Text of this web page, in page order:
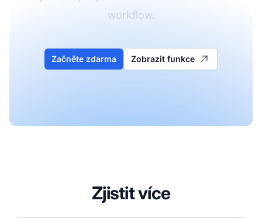
workflow.
Začněte zdarma Zobrazit funkce
Zjistit více